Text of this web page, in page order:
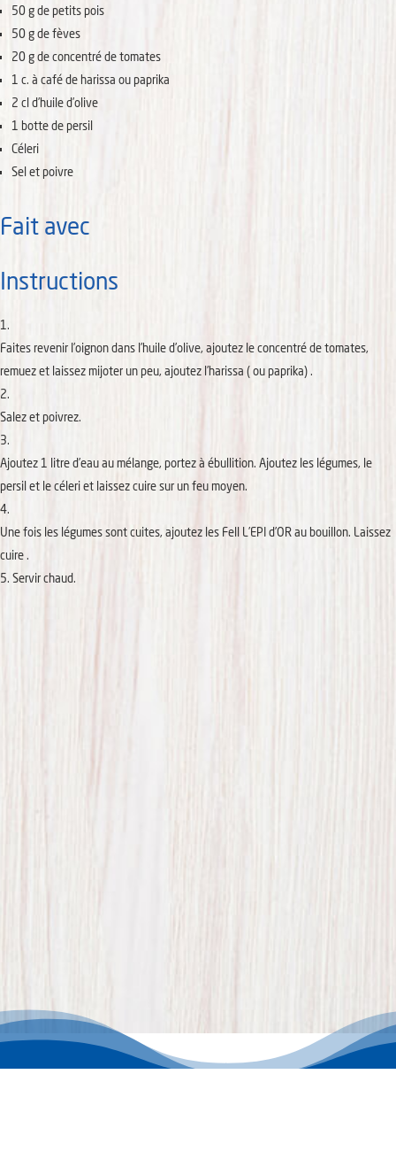
50gde petits pois
50gde fèves
20gde concentré de tomates
1 c. à caféde harissa ou paprika
2 cl d’huile d’olive
1 bottede persil
Céleri
Sel et poivre
Fait avec
Instructions
Faites revenir l’oignon dans l’huile d’olive, ajoutez le concentré de tomates,
remuez et laissez mijoter un peu, ajoutez l’harissa ( ou paprika) .
Salez et poivrez.
Ajoutez 1 litre d’eau au mélange, portez à ébullition. Ajoutez les légumes, le
persil et le céleri et laissez cuire sur un feu moyen.
Une fois les légumes sont cuites, ajoutez les Fell L’EPI d’OR au bouillon. Laissez
cuire .
Servir chaud.